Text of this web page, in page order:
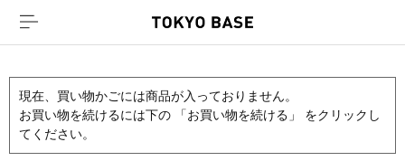
現在、買い物かごには商品が入っておりません。
お買い物を続けるには下の 「お買い物を続ける」 をクリックし
てください。